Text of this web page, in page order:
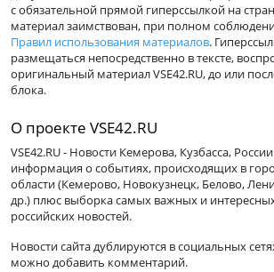
с обязательной прямой гиперссылкой на
материал заимствован, при полном
Правил использования материалов.
размещаться непосредственно в тексте,
оригинальный материал VSE42.RU, до или
блока.
О проекте VSE42.RU
VSE42.RU - Новости Кемерова, Кузбасса,
информация о событиях, происходящих в
области (Кемерово, Новокузнецк, Белово,
др.) плюс выборка самых важных и
российских новостей.
Новости сайта дублируются в социальных
можно добавить комментарий.